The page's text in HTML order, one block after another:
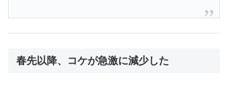
春先以降、コケが急激に減少した